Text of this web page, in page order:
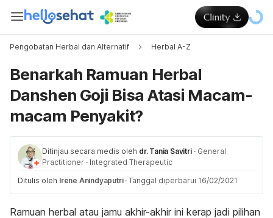
Pengobatan Herbal dan Alternatif Herbal A-Z
Benarkah Ramuan Herbal
Danshen Goji Bisa Atasi Macam-
macam Penyakit?
Ditinjau secara medis oleh dr. Tania Savitri · General
Practitioner · Integrated Therapeutic
Ditulis oleh Irene Anindyaputri · Tanggal diperbarui 16/02/2021
Ramuan herbal atau jamu akhir-akhir ini kerap jadi pilihan